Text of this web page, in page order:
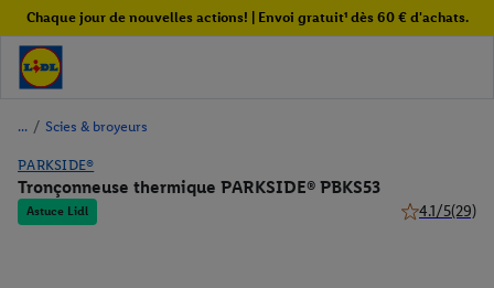
Chaque jour de nouvelles actions! | Envoi gratuit¹ dès 60 € d'achats.
/ Scies & broyeurs
PARKSIDE®
Tronçonneuse thermique PARKSIDE® PBKS53
Astuce Lidl 4.1/5(29)